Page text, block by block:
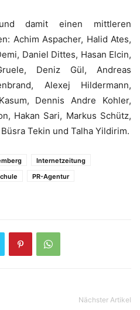
damit einen mittleren
Achim Aspacher, Halid Ates,
Daniel Dittes, Hasan Elcin,
Deniz Gül, Andreas
Alexej Hildermann,
Dennis Andre Kohler,
Hakan Sari, Markus Schütz,
Tekin und Talha Yildirim.
Internetzeitung
PR-Agentur
Nächster Artikel